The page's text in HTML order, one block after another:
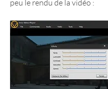
peu le rendu de la vidéo :